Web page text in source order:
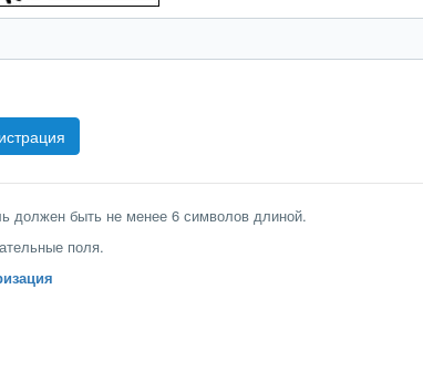
должен быть не менее 6 символов длиной.
поля.